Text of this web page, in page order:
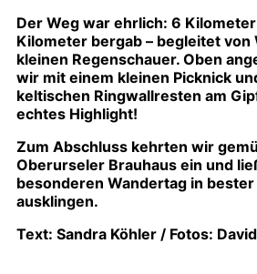
Der Weg war ehrlich: 6
Kilometer bergab – begleitet von
kleinen Regenschauer. Oben
wir mit einem kleinen Picknick
keltischen Ringwallresten am
echtes Highlight!
Zum Abschluss kehrten wir
Oberurseler Brauhaus ein und
besonderen Wandertag in
ausklingen.
Text: Sandra Köhler / Fotos: